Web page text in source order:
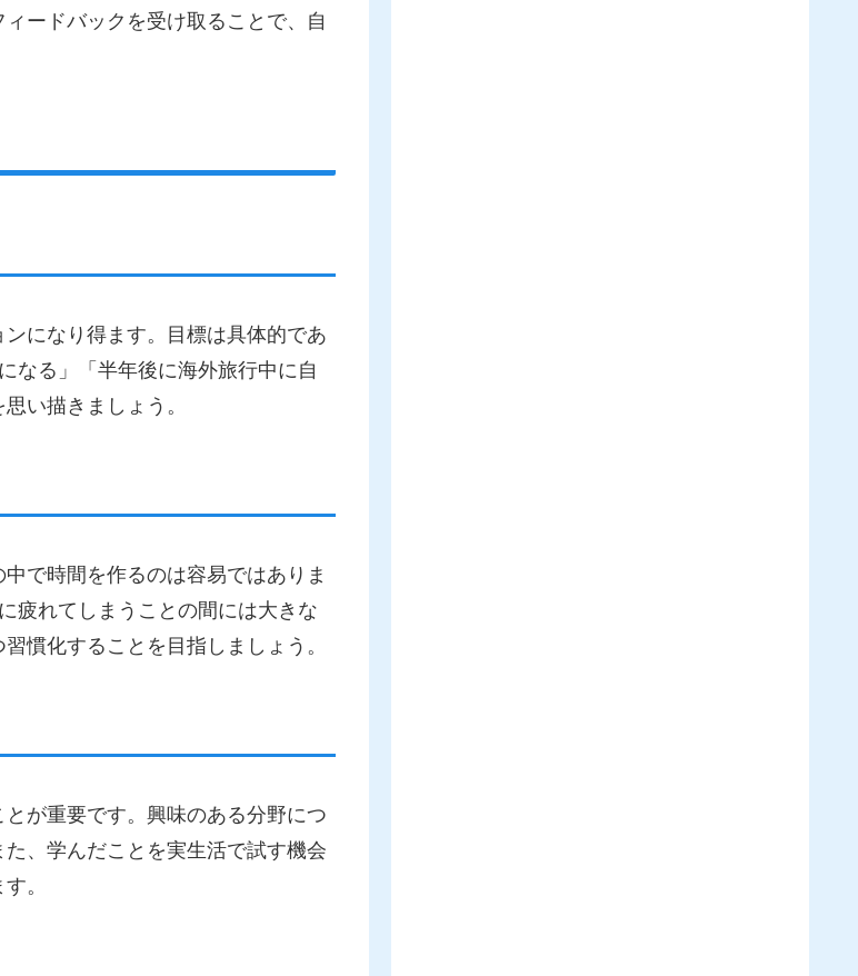
ードバックを受け取ることで、自
になり得ます。目標は具体的であ
なる」「半年後に海外旅行中に自
い描きましょう。
で時間を作るのは容易ではありま
疲れてしまうことの間には大きな
慣化することを目指しましょう。
が重要です。興味のある分野につ
、学んだことを実生活で試す機会
。